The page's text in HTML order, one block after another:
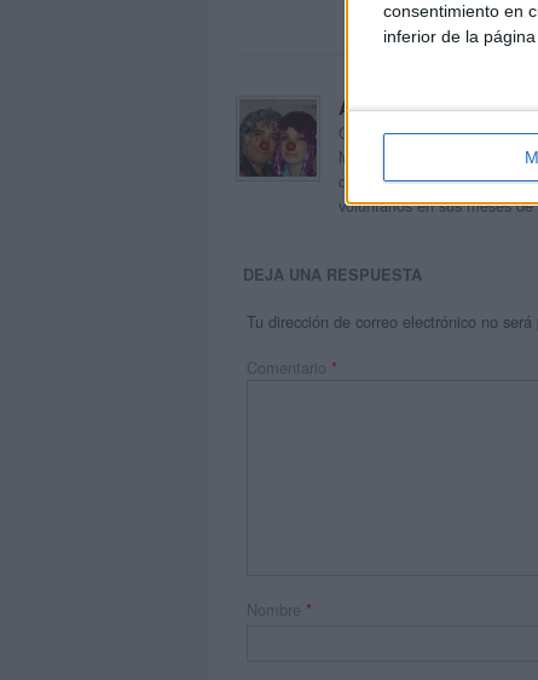
consentimiento en
inferior de la página
Acerca de
Orientación Andújar no es
Maribel, que además de ser
dentro del blog y en el cual,
voluntarios en sus meses
DEJA UNA RESPUESTA
Tu dirección de correo electrónico no será
Comentario *
Nombre *